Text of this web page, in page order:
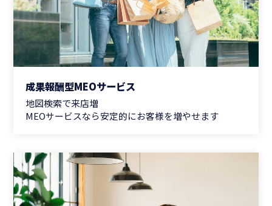
成果報酬型MEOサービス
地図検索で来店増
MEOサービスなら安定的にお客様を増やせます